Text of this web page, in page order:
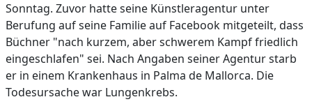
Sonntag. Zuvor hatte seine Künstleragentur unter
Berufung auf seine Familie auf Facebook mitgeteilt, dass
Büchner "nach kurzem, aber schwerem Kampf friedlich
eingeschlafen" sei. Nach Angaben seiner Agentur starb
er in einem Krankenhaus in Palma de Mallorca. Die
Todesursache war Lungenkrebs.